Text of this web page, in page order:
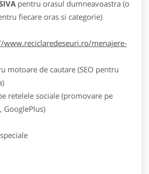
pentru orasul dumneavoastra (o
fiecare oras si categorie)
www.reciclaredeseuri.ro/menajere-
motoare de cautare (SEO pentru
retelele sociale (promovare pe
GooglePlus)